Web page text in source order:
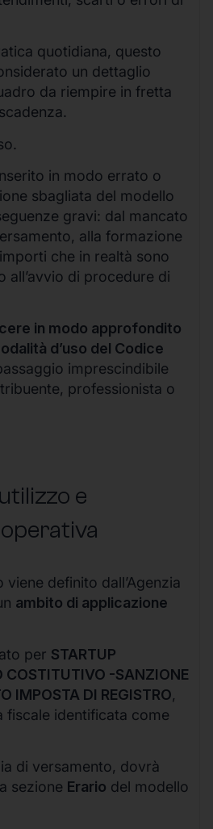
quotidiana, questo
un dettaglio
da riempire in fretta
in modo errato o
sbagliata del modello
gravi: dal mancato
alla formazione
che in realtà sono
all’avvio di procedure di
in modo approfondito
d’uso del Codice
imprescindibile
professionista o
e
definito dall’Agenzia
ambito di applicazione
per STARTUP
COSTITUTIVO -SANZIONE
IMPOSTA DI REGISTRO,
fiscale identificata come
di versamento, dovrà
sezione Erario del modello